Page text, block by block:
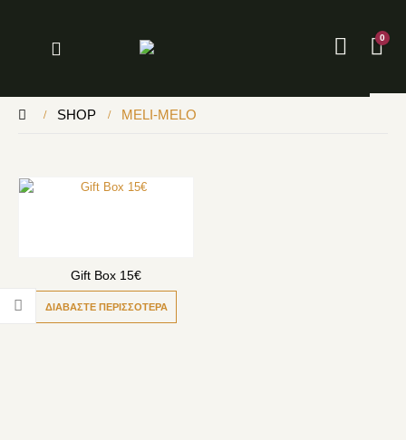
0
SHOP MELI-MELO
Gift Box 15€
ΔΙΑΒΆΣΤΕ ΠΕΡΙΣΣΌΤΕΡΑ